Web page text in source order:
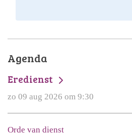
Agenda
Eredienst
zo 09 aug 2026 om 9:30
Orde van dienst